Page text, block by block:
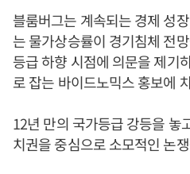
블룸버그는 계속되는 경제 성
는 물가상승률이 경기침체 전
등급 하향 시점에 의문을 제기
로 잡는 바이드노믹스 홍보에
12년 만의 국가등급 강등을 놓
치권을 중심으로 소모적인 논